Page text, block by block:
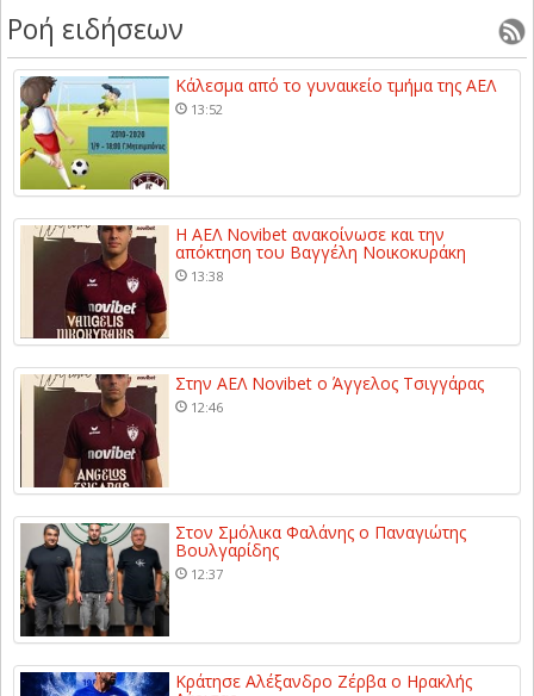
Ροή ειδήσεων
Κάλεσμα από το γυναικείο τμήμα της ΑΕΛ
13:52
Η ΑΕΛ Novibet ανακοίνωσε και την
απόκτηση του Βαγγέλη Νοικοκυράκη
13:38
Στην ΑΕΛ Novibet ο Άγγελος Τσιγγάρας
12:46
Στον Σμόλικα Φαλάνης ο Παναγιώτης
Βουλγαρίδης
12:37
Κράτησε Αλέξανδρο Ζέρβα ο Ηρακλής